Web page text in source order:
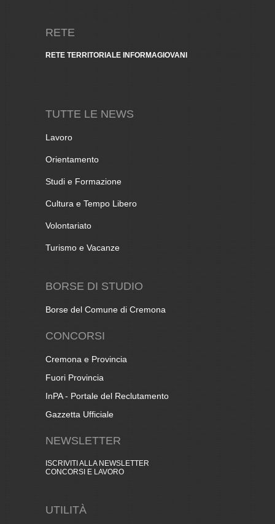
RETE
RETE TERRITORIALE INFORMAGIOVANI
TUTTE LE NEWS
Lavoro
Orientamento
Studi e Formazione
Cultura e Tempo Libero
Volontariato
Turismo e Vacanze
BORSE DI STUDIO
Borse del Comune di Cremona
CONCORSI
Cremona e Provincia
Fuori Provincia
InPA - Portale del Reclutamento
Gazzetta Ufficiale
NEWSLETTER
ISCRIVITI ALLA NEWSLETTER
CONCORSI E LAVORO
UTILITÀ